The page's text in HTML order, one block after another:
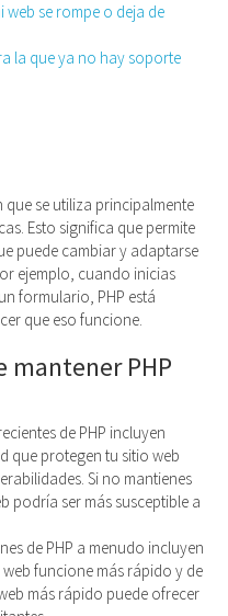
web se rompe o deja de
la que ya no hay soporte
se utiliza principalmente
Esto significa que permite
puede cambiar y adaptarse
ejemplo, cuando inicias
formulario, PHP está
que eso funcione.
mantener PHP
de PHP incluyen
que protegen tu sitio web
Si no mantienes
podría ser más susceptible a
de PHP a menudo incluyen
funcione más rápido y de
más rápido puede ofrecer